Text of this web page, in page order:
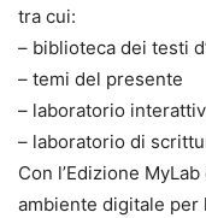
tra cui:
– biblioteca dei testi
– temi del presente
– laboratorio
– laboratorio di
Con l’Edizione
ambiente digitale per